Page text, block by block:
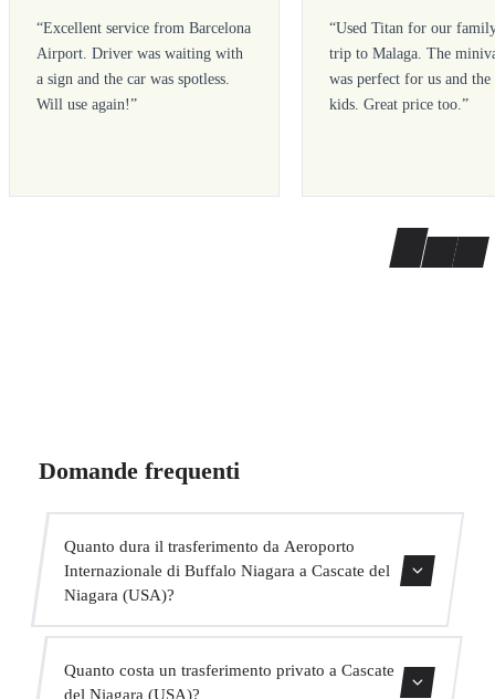
“Excellent service from Barcelona
Airport. Driver was waiting with
a sign and the car was spotless.
Will use again!”
“Used Titan for our
trip to Malaga. The
was perfect for us and the
kids. Great price too.”
Domande frequenti
Quanto dura il trasferimento da Aeroporto
Internazionale di Buffalo Niagara a Cascate del
Niagara (USA)?
Quanto costa un trasferimento privato a Cascate
del Niagara (USA)?